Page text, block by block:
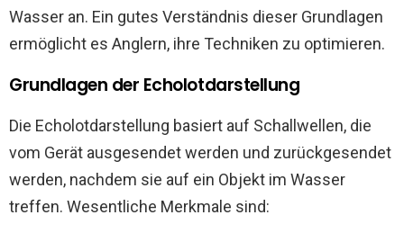
Wasser an. Ein gutes Verständnis dieser Grundlagen
ermöglicht es Anglern, ihre Techniken zu optimieren.
Grundlagen der Echolotdarstellung
Die Echolotdarstellung basiert auf Schallwellen, die
vom Gerät ausgesendet werden und zurückgesendet
werden, nachdem sie auf ein Objekt im Wasser
treffen. Wesentliche Merkmale sind: